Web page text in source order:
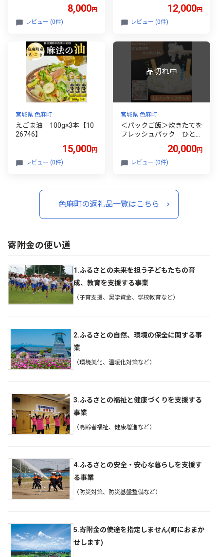
8,000円
レビュー (0件)
12,000円
レビュー (0件)
宮城県 色麻町
えごま油 100g×3本【10
26746】
15,000円
レビュー (0件)
宮城県 色麻町
＜パックご飯＞炊きたてを
フレッシュパック ひとめ
20,000円
レビュー (0件)
色麻町の返礼品一覧はこちら
寄附金の使い道
1.ふるさとの未来を担う子どもたちの育
成、教育を支援する事業
（子育支援、奨学資金、学校教育など）
2.ふるさとの自然、環境の保全に関する事
業
（環境美化、温暖化対策など）
3.ふるさとの福祉と健康づくりを支援する
事業
（高齢者福祉、健康増進など）
4.ふるさとの安全・安心な暮らしを支援す
る事業
（防災対策、防災基盤整備など）
5.寄附金の使途を指定しません(町におまか
せします)